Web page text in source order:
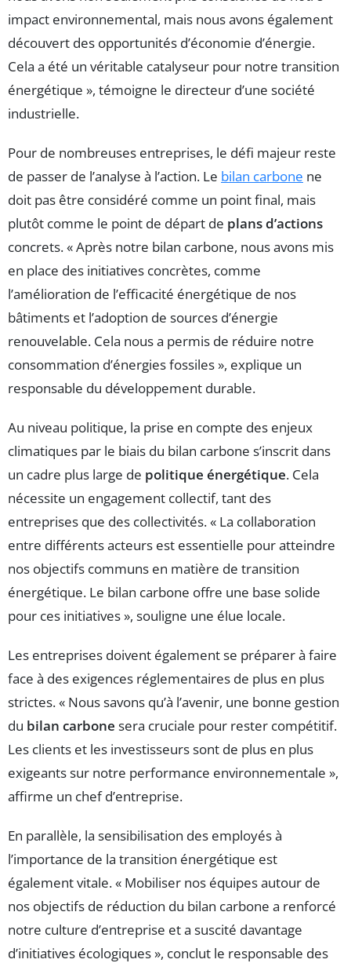
impact environnemental, mais nous avons également
découvert des opportunités d’économie d’énergie.
Cela a été un véritable catalyseur pour notre transition
énergétique », témoigne le directeur d’une société
industrielle.
Pour de nombreuses entreprises, le défi majeur reste
de passer de l’analyse à l’action. Le bilan carbone ne
doit pas être considéré comme un point final, mais
plutôt comme le point de départ de plans d’actions
concrets. « Après notre bilan carbone, nous avons mis
en place des initiatives concrètes, comme
l’amélioration de l’efficacité énergétique de nos
bâtiments et l’adoption de sources d’énergie
renouvelable. Cela nous a permis de réduire notre
consommation d’énergies fossiles », explique un
responsable du développement durable.
Au niveau politique, la prise en compte des enjeux
climatiques par le biais du bilan carbone s’inscrit dans
un cadre plus large de politique énergétique. Cela
nécessite un engagement collectif, tant des
entreprises que des collectivités. « La collaboration
entre différents acteurs est essentielle pour atteindre
nos objectifs communs en matière de transition
énergétique. Le bilan carbone offre une base solide
pour ces initiatives », souligne une élue locale.
Les entreprises doivent également se préparer à faire
face à des exigences réglementaires de plus en plus
strictes. « Nous savons qu’à l’avenir, une bonne gestion
du bilan carbone sera cruciale pour rester compétitif.
Les clients et les investisseurs sont de plus en plus
exigeants sur notre performance environnementale »,
affirme un chef d’entreprise.
En parallèle, la sensibilisation des employés à
l’importance de la transition énergétique est
également vitale. « Mobiliser nos équipes autour de
nos objectifs de réduction du bilan carbone a renforcé
notre culture d’entreprise et a suscité davantage
d’initiatives écologiques », conclut le responsable des